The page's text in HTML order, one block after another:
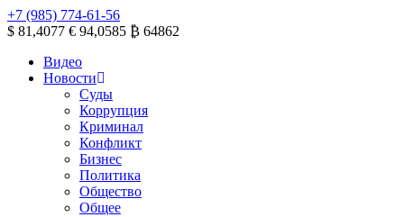
+7 (985) 774-61-56
$ 81,4077 € 94,0585 ₿ 64862
Видео
Новости
Суды
Коррупция
Криминал
Конфликт
Бизнес
Политика
Общество
Общее